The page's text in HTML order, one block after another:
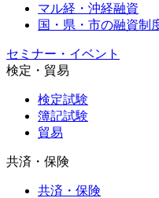
マル経・沖経融資
国・県・市の融資制
セミナー・イベント
検定・貿易
検定試験
簿記試験
貿易
共済・保険
共済・保険